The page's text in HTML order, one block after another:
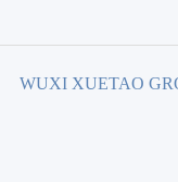
WUXI XUETAO